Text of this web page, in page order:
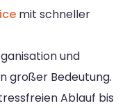
mit schneller
und
großer Bedeutung.
Ablauf bis